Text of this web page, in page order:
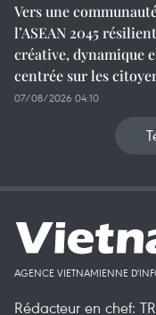
Vers une
l’ASEAN 2045
créative, dynamique
centrée sur les
07/08/2026 04:10
AGENCE VIETNAMIENNE
Rédacteur en chef: